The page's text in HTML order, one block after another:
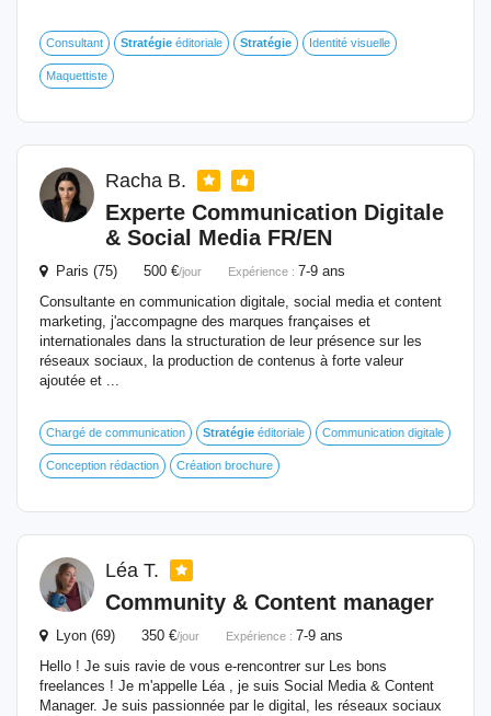
Consultant Stratégie éditoriale Stratégie Identité visuelle
Maquettiste
Racha B.
Experte Communication Digitale
& Social Media FR/EN
Paris (75) 500 €/jour Expérience : 7-9 ans
Consultante en communication digitale, social media et content
marketing, j'accompagne des marques françaises et
internationales dans la structuration de leur présence sur les
réseaux sociaux, la production de contenus à forte valeur
ajoutée et ...
Chargé de communication Stratégie éditoriale Communication digitale
Conception rédaction Création brochure
Léa T.
Community & Content manager
Lyon (69) 350 €/jour Expérience : 7-9 ans
Hello ! Je suis ravie de vous e-rencontrer sur Les bons
freelances ! Je m'appelle Léa , je suis Social Media & Content
Manager. Je suis passionnée par le digital, les réseaux sociaux